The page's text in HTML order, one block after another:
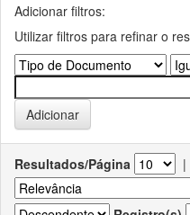
Adicionar filtros:
Utilizar filtros para refinar o
Resultados/Página |